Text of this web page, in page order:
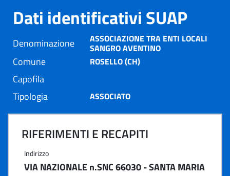
Dati identificativi SUAP
Denominazione ASSOCIAZIONE TRA ENTI LOCALI
SANGRO AVENTINO
Comune ROSELLO (CH)
Capofila
Tipologia
ASSOCIATO
RIFERIMENTI E RECAPITI
Indirizzo
VIA NAZIONALE n.SNC 66030 - SANTA MARIA